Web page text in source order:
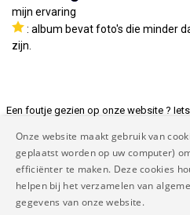
mijn ervaring
: album bevat foto's die minder
zijn.
Een foutje gezien op onze website ?
rapporteer@mymodelnetwork.eu zodat
en tenslotte
Copyright MyModel Network
voorwaarden|Privacy beleid
Onze website maakt gebruik van
geplaatst worden op uw computer)
efficiënter te maken. Deze cookies
helpen bij het verzamelen van
gegevens van onze website.